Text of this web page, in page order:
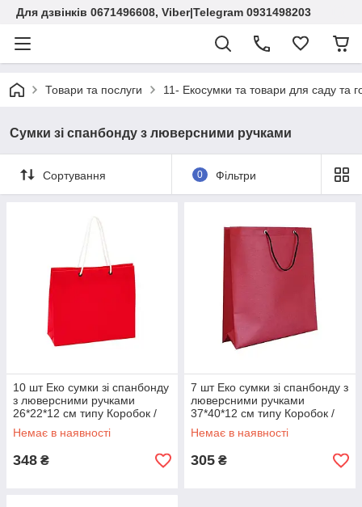
Для дзвінків 0671496608, Viber|Telegram 0931498203
Товари та послуги 11- Екосумки та товари для саду та
Сумки зі спанбонду з люверсними ручками
Сортування 0 Фільтри
10 шт Еко сумки зі спанбонду
з люверсними ручками
26*22*12 см типу Коробок /
Эко сумки від виробника опт
Код/Артикул
Немає в наявності
348 ₴
7 шт Еко сумки зі спанбонду з
люверсними ручками
37*40*12 см типу Коробок /
Эко сумки від виробника опт
Код/Артикул
Немає в наявності
305 ₴